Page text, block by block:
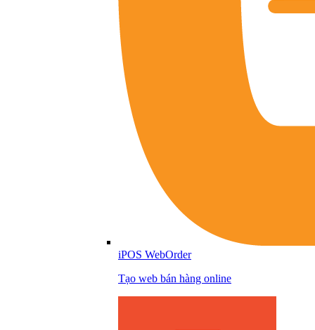
iPOS WebOrder
Tạo web bán hàng online